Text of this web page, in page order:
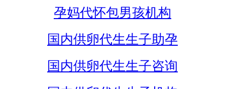
孕妈代怀包男孩机构
国内供卵代生生子助孕
国内供卵代生生子咨询